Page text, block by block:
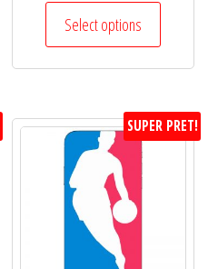
Select options
SUPER PRET!